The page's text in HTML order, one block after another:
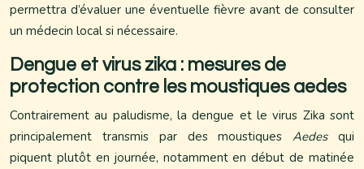
permettra d’évaluer une éventuelle fièvre avant de consulter
un médecin local si nécessaire.
Dengue et virus zika : mesures de
protection contre les moustiques aedes
Contrairement au paludisme, la dengue et le virus Zika sont
principalement transmis par des moustiquesAedesqui
piquent plutôt en journée, notamment en début de matinée